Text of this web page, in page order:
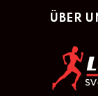
ÜBER